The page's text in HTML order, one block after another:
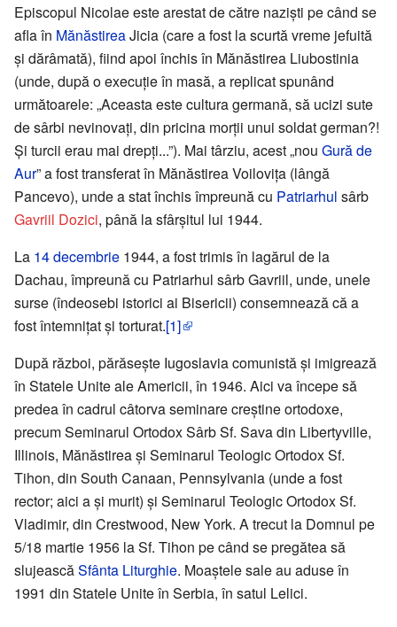
Episcopul Nicolae este arestat de către naziști pe când se
afla în MănăstireaJicia (care a fost la scurtă vreme jefuită
și dărâmată), fiind apoi închis în Mănăstirea Liubostinia
(unde, după o execuție în masă, a replicat spunând
următoarele: „Aceasta este cultura germană, să ucizi sute
de sârbi nevinovați, din pricina morții unui soldat german?!
Și turcii erau mai drepți...”). Mai târziu, acest „nou Gură de
Aur” a fost transferat în Mănăstirea Voilovița (lângă
Pancevo), unde a stat închis împreună cu Patriarhul sârb
Gavriil Dozici, până la sfârșitul lui 1944.
La 14 decembrie 1944, a fost trimis în lagărul de la
Dachau, împreună cu Patriarhul sârb Gavriil, unde, unele
surse (îndeosebi istorici ai Bisericii) consemnează că a
fost întemnițat și torturat.[1]
După război, părăsește Iugoslavia comunistă și imigrează
în Statele Unite ale Americii, în 1946. Aici va începe să
predea în cadrul câtorva seminare creștine ortodoxe,
precum Seminarul Ortodox Sârb Sf. Sava din Libertyville,
Illinois, Mănăstirea și Seminarul Teologic Ortodox Sf.
Tihon, din South Canaan, Pennsylvania (unde a fost
rector; aici a și murit) și Seminarul Teologic Ortodox Sf.
Vladimir, din Crestwood, New York. A trecut la Domnul pe
5/18 martie 1956 la Sf. Tihon pe când se pregătea să
slujeascăSfânta Liturghie. Moaștele sale au aduse în
1991 din Statele Unite în Serbia, în satul Lelici.